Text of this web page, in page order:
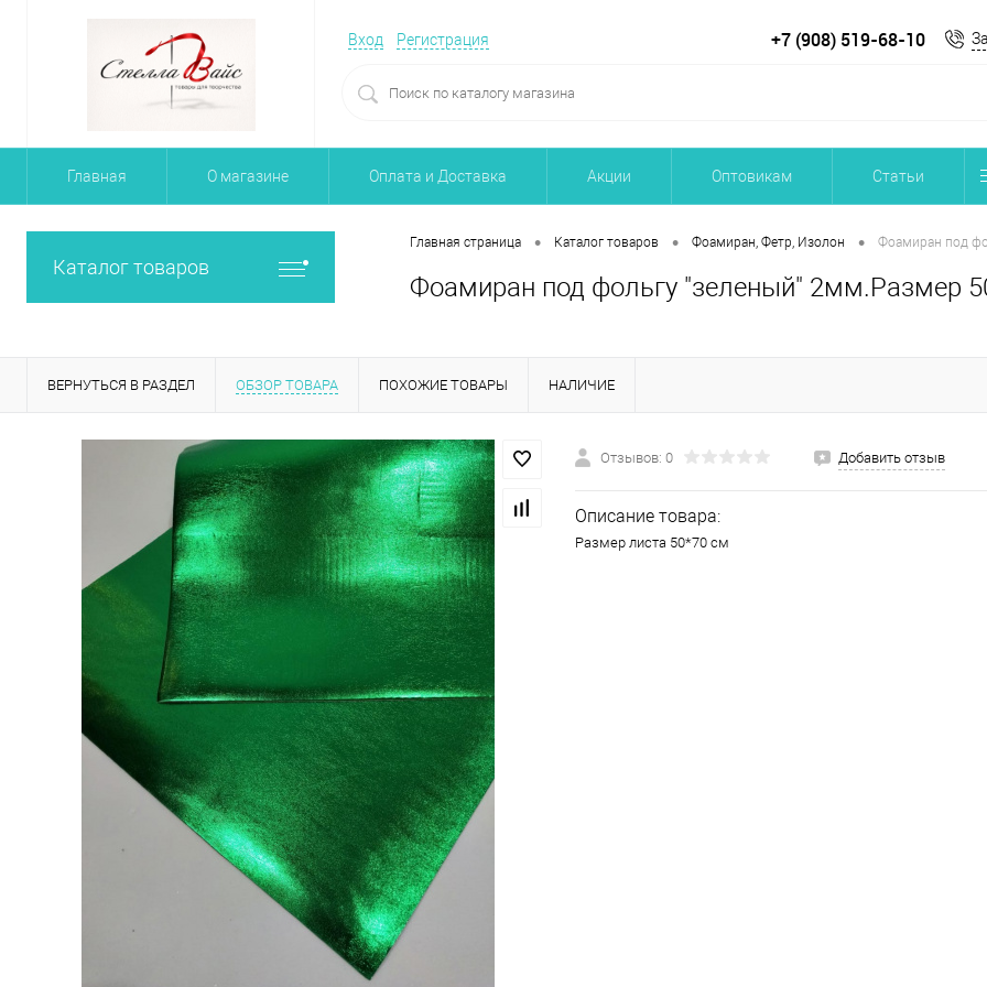
Вход Регистрация +7 (908) 519-68-10
Главная О магазине Оплата и Доставка Акции Оптовикам Статьи
Каталог товаров
Главная страница • Каталог товаров • Фоамиран, Фетр, Изолон • Фоамиран под
Фоамиран под фольгу "зеленый" 2мм.Размер
ВЕРНУТЬСЯ В РАЗДЕЛ ОБЗОР ТОВАРА ПОХОЖИЕ ТОВАРЫ НАЛИЧИЕ
Отзывов: 0 Добавить отзыв
Описание товара:
Размер листа 50*70 см